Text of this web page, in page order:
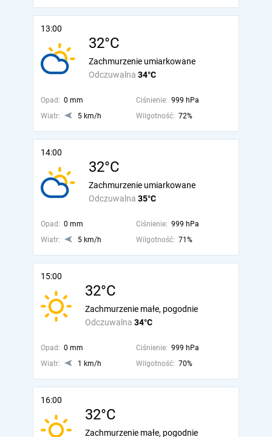
13:00
32°C
Odczuwalna 34°C
Zachmurzenie umiarkowane
Opad: 0 mm Ciśnienie: 999 hPa
Wiatr:
5 km/h Wilgotność: 72%
14:00
32°C
Odczuwalna 35°C
Zachmurzenie umiarkowane
Opad: 0 mm Ciśnienie: 999 hPa
Wiatr:
5 km/h Wilgotność: 71%
15:00
32°C
Odczuwalna 34°C
Zachmurzenie małe, pogodnie
Opad: 0 mm Ciśnienie: 999 hPa
Wiatr:
1 km/h Wilgotność: 70%
16:00
32°C
Zachmurzenie małe, pogodnie